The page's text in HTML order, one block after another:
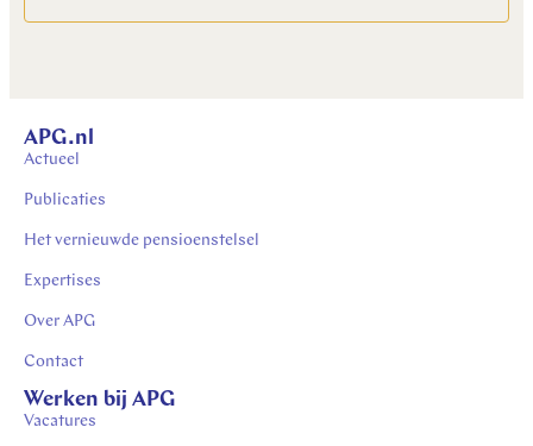
APG.nl
Actueel
Publicaties
Het vernieuwde pensioenstelsel
Expertises
Over APG
Contact
Werken bij APG
Vacatures